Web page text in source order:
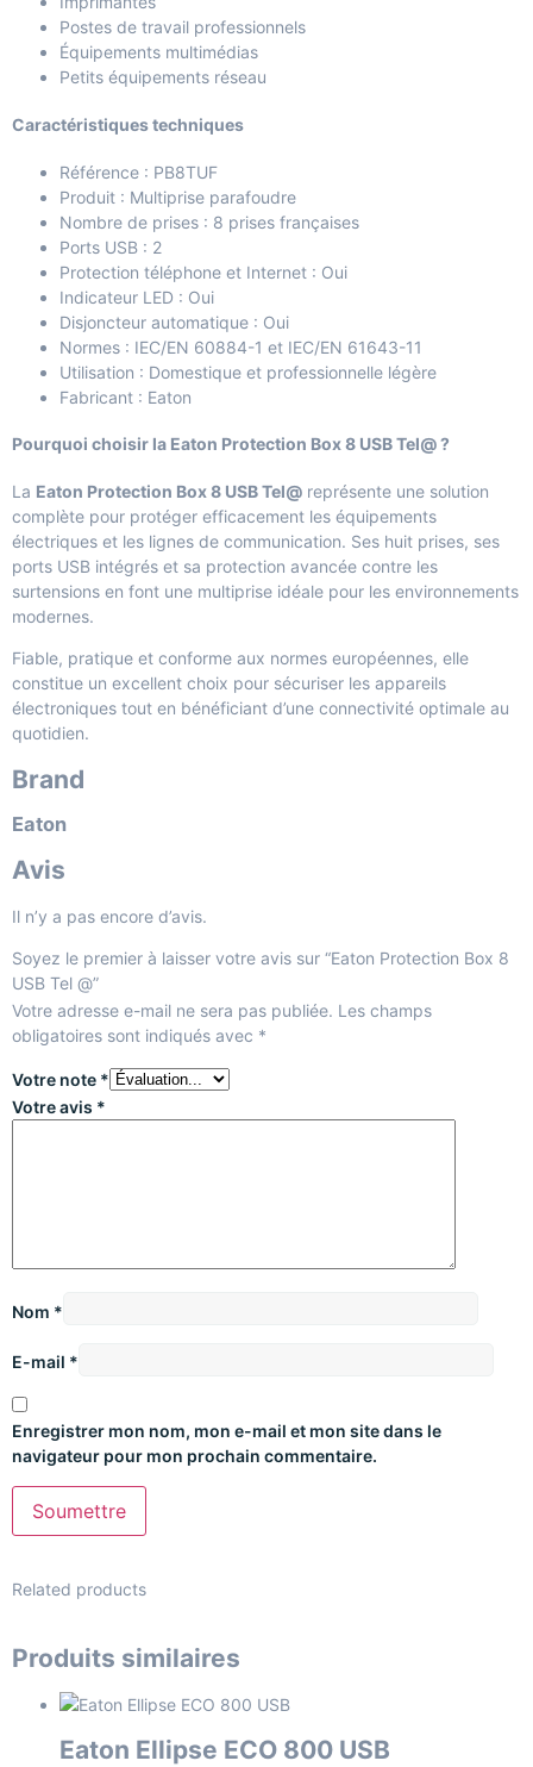
Postes de travail professionnels
Équipements multimédias
Petits équipements réseau
Caractéristiques techniques
Référence : PB8TUF
Produit : Multiprise parafoudre
Nombre de prises : 8 prises françaises
Ports USB : 2
Protection téléphone et Internet : Oui
Indicateur LED : Oui
Disjoncteur automatique : Oui
Normes : IEC/EN 60884-1 et IEC/EN 61643-11
Utilisation : Domestique et professionnelle légère
Fabricant : Eaton
Pourquoi choisir la Eaton Protection Box 8 USB Tel@ ?
La Eaton Protection Box 8 USB Tel@ représente une solution
complète pour protéger efficacement les équipements
électriques et les lignes de communication. Ses huit prises, ses
ports USB intégrés et sa protection avancée contre les
surtensions en font une multiprise idéale pour les environnements
modernes.
Fiable, pratique et conforme aux normes européennes, elle
constitue un excellent choix pour sécuriser les appareils
électroniques tout en bénéficiant d’une connectivité optimale au
quotidien.
Brand
Eaton
Avis
Il n’y a pas encore d’avis.
Soyez le premier à laisser votre avis sur “Eaton Protection Box 8
USB Tel @”
Votre adresse e-mail ne sera pas publiée. Les champs
obligatoires sont indiqués avec *
Votre note *
Votre avis *
Nom *
E-mail *
Enregistrer mon nom, mon e-mail et mon site dans le
navigateur pour mon prochain commentaire.
Related products
Produits similaires
Eaton Ellipse ECO 800 USB